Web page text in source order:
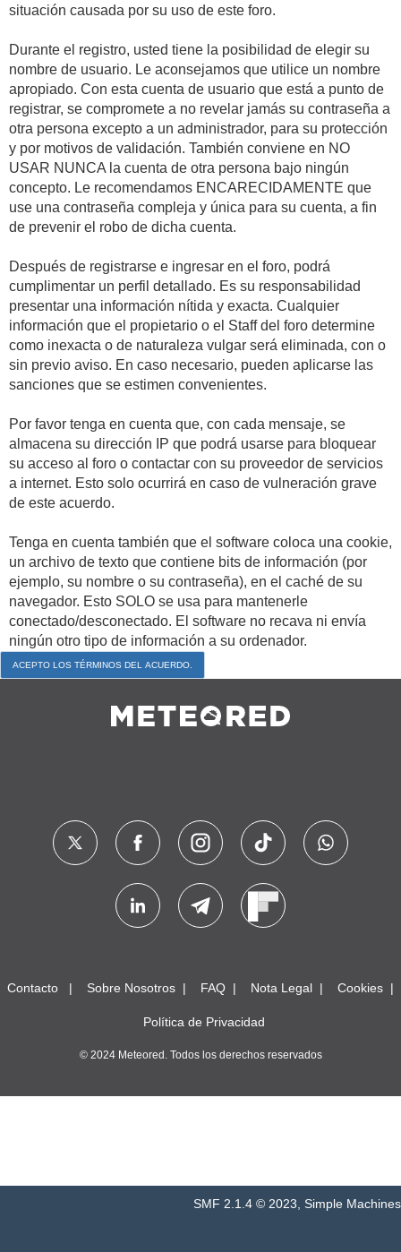
situación causada por su uso de este foro.
Durante el registro, usted tiene la posibilidad de elegir su
nombre de usuario. Le aconsejamos que utilice un nombre
apropiado. Con esta cuenta de usuario que está a punto de
registrar, se compromete a no revelar jamás su contraseña a
otra persona excepto a un administrador, para su protección
y por motivos de validación. También conviene en NO
USAR NUNCA la cuenta de otra persona bajo ningún
concepto. Le recomendamos ENCARECIDAMENTE que
use una contraseña compleja y única para su cuenta, a fin
de prevenir el robo de dicha cuenta.
Después de registrarse e ingresar en el foro, podrá
cumplimentar un perfil detallado. Es su responsabilidad
presentar una información nítida y exacta. Cualquier
información que el propietario o el Staff del foro determine
como inexacta o de naturaleza vulgar será eliminada, con o
sin previo aviso. En caso necesario, pueden aplicarse las
sanciones que se estimen convenientes.
Por favor tenga en cuenta que, con cada mensaje, se
almacena su dirección IP que podrá usarse para bloquear
su acceso al foro o contactar con su proveedor de servicios
a internet. Esto solo ocurrirá en caso de vulneración grave
de este acuerdo.
Tenga en cuenta también que el software coloca una cookie,
un archivo de texto que contiene bits de información (por
ejemplo, su nombre o su contraseña), en el caché de su
navegador. Esto SOLO se usa para mantenerle
conectado/desconectado. El software no recava ni envía
ningún otro tipo de información a su ordenador.
Contacto Sobre Nosotros FAQ Nota Legal Cookies
Política de Privacidad
© 2024 Meteored. Todos los derechos reservados
SMF 2.1.4 © 2023 Simple Machines